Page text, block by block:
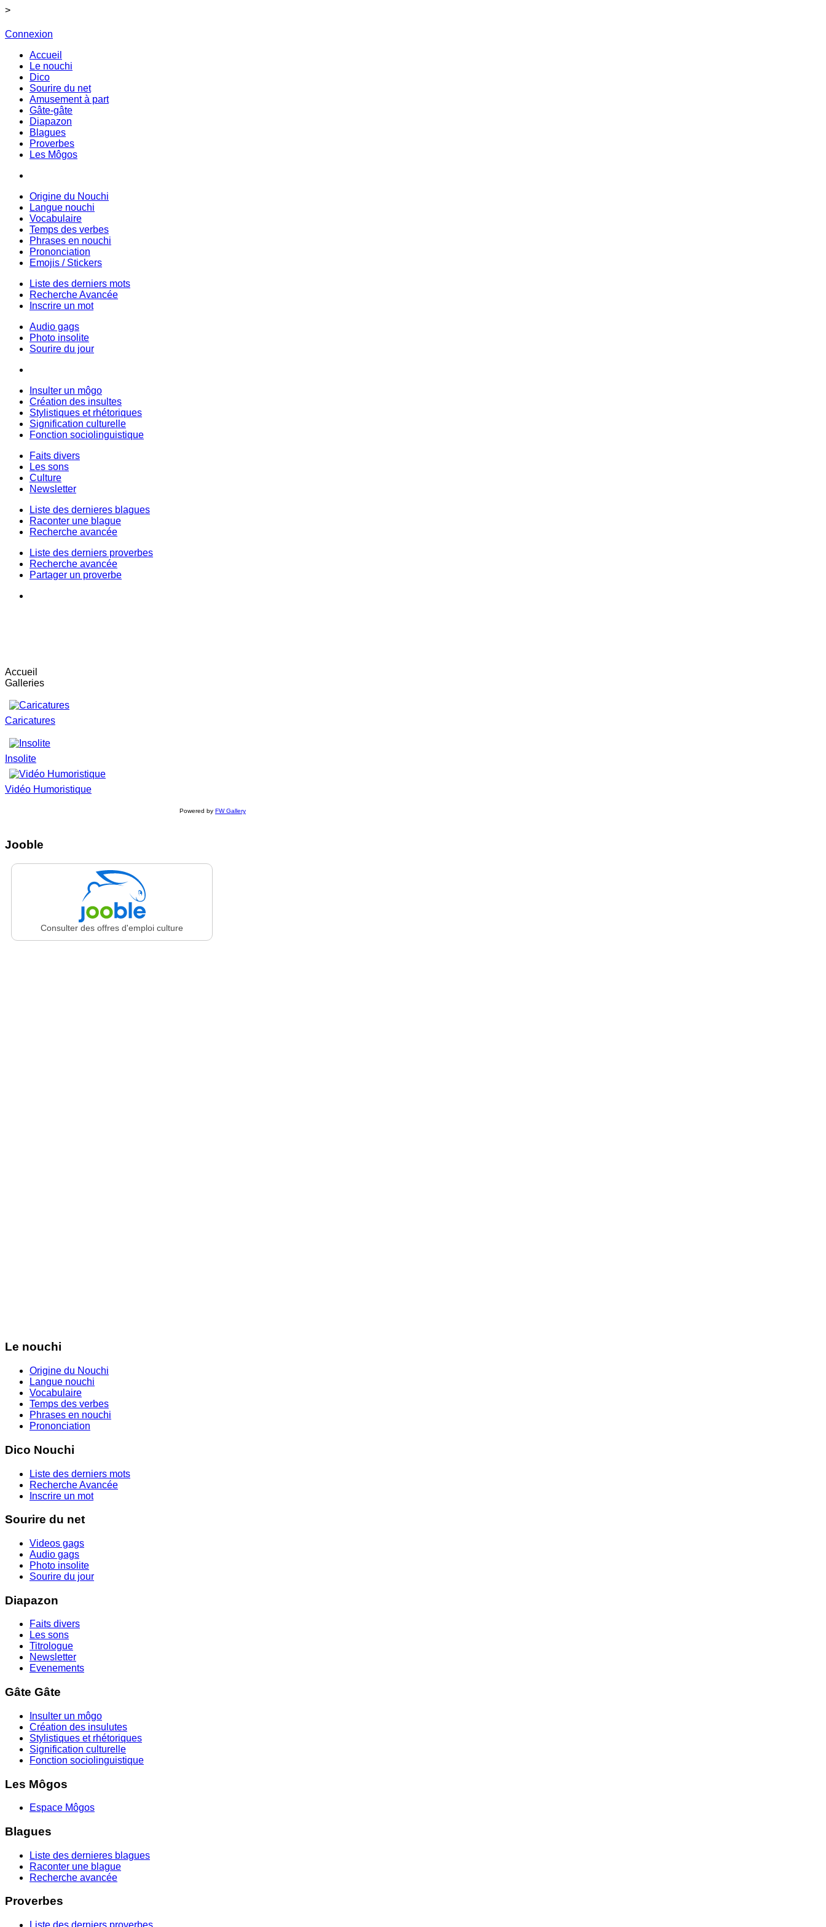
>
Connexion
Accueil
Le nouchi
Dico
Sourire du net
Amusement à part
Gâte-gâte
Diapazon
Blagues
Proverbes
Les Môgos
Origine du Nouchi
Langue nouchi
Vocabulaire
Temps des verbes
Phrases en nouchi
Prononciation
Emojis / Stickers
Liste des derniers mots
Recherche Avancée
Inscrire un mot
Audio gags
Photo insolite
Sourire du jour
Insulter un môgo
Création des insultes
Stylistiques et rhétoriques
Signification culturelle
Fonction sociolinguistique
Faits divers
Les sons
Culture
Newsletter
Liste des dernieres blagues
Raconter une blague
Recherche avancée
Liste des derniers proverbes
Recherche avancée
Partager un proverbe
Accueil
Galleries
Caricatures
Insolite
Vidéo Humoristique
Powered by FW Gallery
Jooble
Consulter des offres d'emploi culture
Le nouchi
Origine du Nouchi
Langue nouchi
Vocabulaire
Temps des verbes
Phrases en nouchi
Prononciation
Dico Nouchi
Liste des derniers mots
Recherche Avancée
Inscrire un mot
Sourire du net
Videos gags
Audio gags
Photo insolite
Sourire du jour
Diapazon
Faits divers
Les sons
Titrologue
Newsletter
Evenements
Gâte Gâte
Insulter un môgo
Création des insulutes
Stylistiques et rhétoriques
Signification culturelle
Fonction sociolinguistique
Les Môgos
Espace Môgos
Blagues
Liste des dernieres blagues
Raconter une blague
Recherche avancée
Proverbes